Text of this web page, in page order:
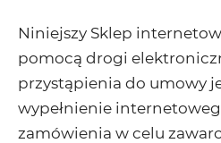
Niniejszy Sklep
pomocą drogi
przystąpienia do umowy
wypełnienie
zamówienia w celu